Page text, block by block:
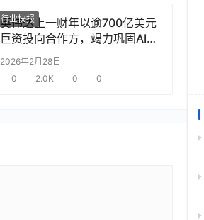
行业快报
英伟达上一财年以逾700亿美元
巨资投向合作方，竭力巩固AI芯
片需求
2026年2月28日
0
2.0K 0 0